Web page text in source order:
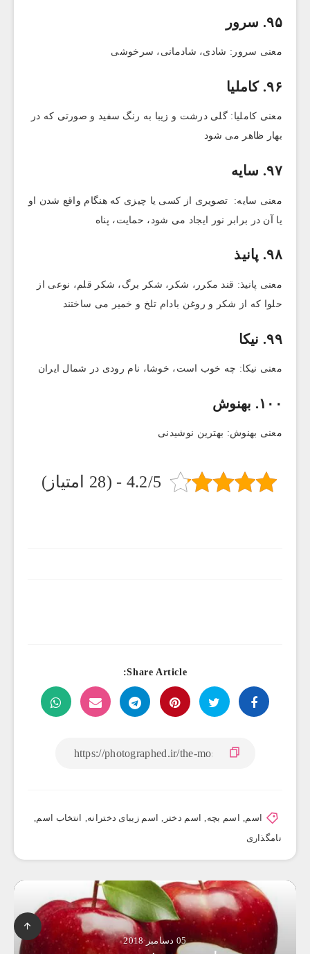
۹۵. سرور
معنی سرور: شادی، شادمانی، سرخوشی
۹۶. کاملیا
معنی کاملیا: گلی درشت و زیبا به رنگ سفید و صورتی که در
بهار ظاهر می شود
۹۷. سایه
معنی سایه: تصویری از کسی یا چیزی که هنگام واقع شدن او
یا آن در برابر نور ایجاد می شود، حمایت، پناه
۹۸. پانیذ
معنی پانیذ: قند مکرر، شکر، شکر برگ، شکر قلم، نوعی از
حلوا که از شکر و روغن بادام تلخ و خمیر می ساختند
۹۹. نیکا
معنی نیکا: چه خوب است، خوشا، نام رودی در شمال ایران
۱۰۰. بهنوش
معنی بهنوش: بهترین نوشیدنی
4.2/5 - (28 امتیاز)
Share Article:
اسم, اسم بچه, اسم دختر , اسم زیبای دخترانه, انتخاب اسم,
نامگذاری
05 دسامبر 2018